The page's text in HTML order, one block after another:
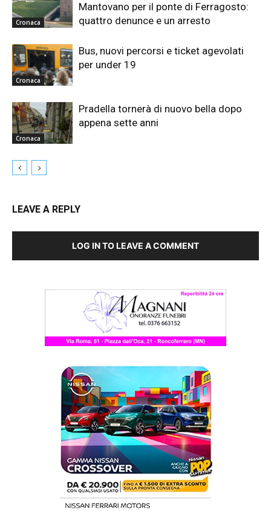
Cronaca
Mantovano per il ponte di Ferragosto:
quattro denunce e un arresto
Cronaca
Bus, nuovi percorsi e ticket agevolati
per under 19
Cronaca
Pradella tornerà di nuovo bella dopo
appena sette anni
LEAVE A REPLY
LOG IN TO LEAVE A COMMENT